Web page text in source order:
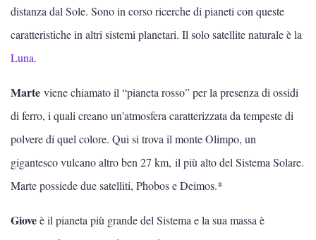
distanza dal Sole. Sono in corso ricerche di pianeti con queste
caratteristiche in altri sistemi planetari. Il solo satellite naturale è la
Luna.
Marte viene chiamato il “pianeta rosso” per la presenza di ossidi
di ferro, i quali creano un'atmosfera caratterizzata da tempeste di
polvere di quel colore. Qui si trova il monte Olimpo, un
gigantesco vulcano altro ben 27 km, il più alto del Sistema Solare.
Marte possiede due satelliti, Phobos e Deimos.*
Gioveè il pianeta più grande del Sistema e la sua massa è